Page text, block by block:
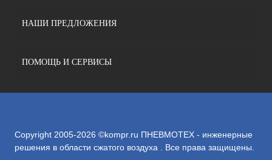
НАШИ ПРЕДЛОЖЕНИЯ
ПОМОЩЬ И СЕРВИСЫ
Copyright 2005-2026 ©kompr.ru ПНЕВМОТЕХ - инженерные
решения в области сжатого воздуха . Все права защищены.